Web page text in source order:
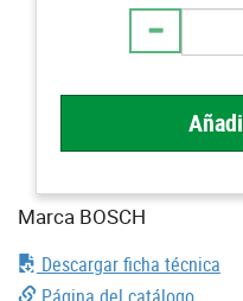
Marca BOSCH
Descargar ficha técnica